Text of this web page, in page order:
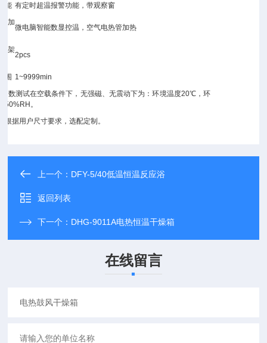
能 有定时超温报警功能，带观察窗
加
微电脑智能数显控温，空气电热管加热
架
2pcs
围 1~9999min
数测试在空载条件下，无强磁、无震动下为：环境温度20℃，环
50%RH。
根据用户尺寸要求，选配定制。
上一个： DFY-5/40低温恒温反应浴
返回列表
下一个： DHG-9011A电热恒温干燥箱
在线留言